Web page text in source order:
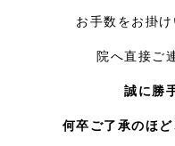
お手数をお掛
院へ直接ご
誠に勝
何卒ご了承のほ